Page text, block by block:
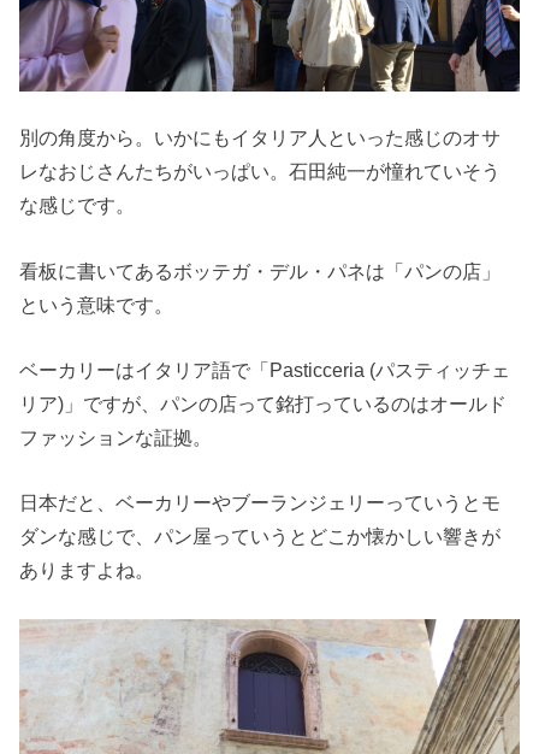
別の角度から。いかにもイタリア人といった感じのオサ
レなおじさんたちがいっぱい。石田純一が憧れていそう
な感じです。
看板に書いてあるボッテガ・デル・パネは「パンの店」
という意味です。
ベーカリーはイタリア語で「Pasticceria (パスティッチェ
リア)」ですが、パンの店って銘打っているのはオールド
ファッションな証拠。
日本だと、ベーカリーやブーランジェリーっていうとモ
ダンな感じで、パン屋っていうとどこか懐かしい響きが
ありますよね。